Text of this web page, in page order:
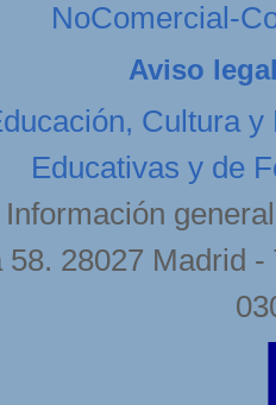
NoComercial-
Aviso
Cultura y
Educativas y de
Información
58. 28027 Madrid